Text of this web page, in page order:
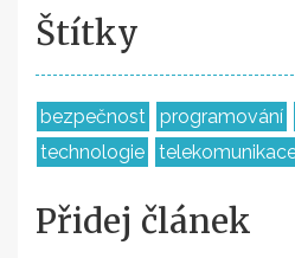
Štítky
bezpečnost programování
technologie
Přidej článek